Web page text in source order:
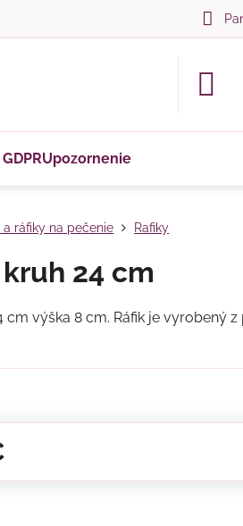
Upozornenie
a ráfiky na pečenie Rafiky
24 cm
cm výška 8 cm. Ráfik je vyrobený